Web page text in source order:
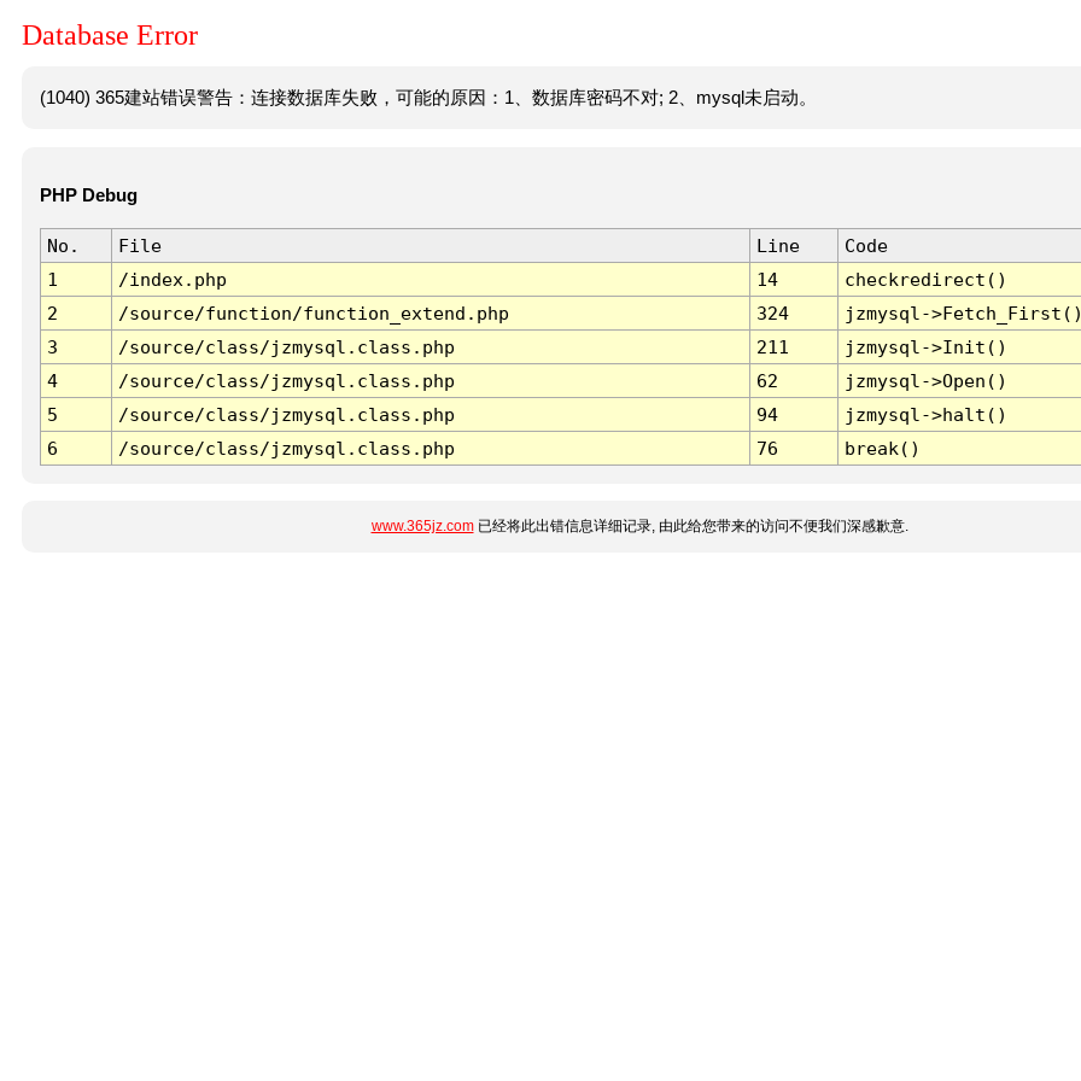
Database Error
(1040) 365建站错误警告：连接数据库失败，可能的原因：1、数据库密码不对; 2、mysql未启动。
PHP Debug
No. File Line
Code
1
/index.php 14
checkredirect()
2
/source/function/function_extend.php 324
jzmysql-
3
/source/class/jzmysql.class.php 211
jzmysql->Init()
4
/source/class/jzmysql.class.php 62
jzmysql->Open()
5
/source/class/jzmysql.class.php 94
jzmysql->halt()
6
/source/class/jzmysql.class.php 76 break()
www.365jz.com已经将此出错信息详细记录, 由此给您带来的访问不便我们深感歉意.